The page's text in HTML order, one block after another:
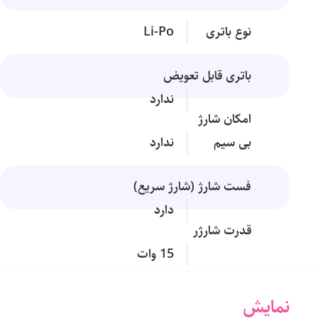
نوع باتری Li-Po
باتری قابل تعویض
ندارد
امکان شارژ
بی سیم
ندارد
فست شارژ (شارژ سریع)
دارد
قدرت شارژر
15 وات
نمایش